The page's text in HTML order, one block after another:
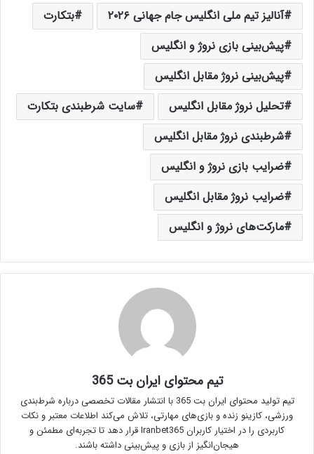
آنالیز تیم ملی انگلیس جام جهانی ۲۰۲۶
بتکارت
پیش‌بینی بازی نروژ و انگلیس
پیش‌بینی نروژ مقابل انگلیس
تحلیل نروژ مقابل انگلیس
سایت شرطبندی بتکارت
شرطبندی نروژ مقابل انگلیس
ضرایب بازی نروژ و انگلیس
ضرایب نروژ مقابل انگلیس
مارکت‌های نروژ و انگلیس
تیم محتوای ایران بت 365
تیم تولید محتوای ایران بت 365 با انتشار مقالات تخصصی درباره شرط‌بندی
ورزشی، کازینو زنده و بازی‌های مهارتی، تلاش می‌کند اطلاعات معتبر و نکات
کاربردی را در اختیار کاربران Iranbet365 قرار دهد تا تجربه‌ای مطمئن و
هیجان‌انگیز از بازی و پیش‌بینی داشته باشند.